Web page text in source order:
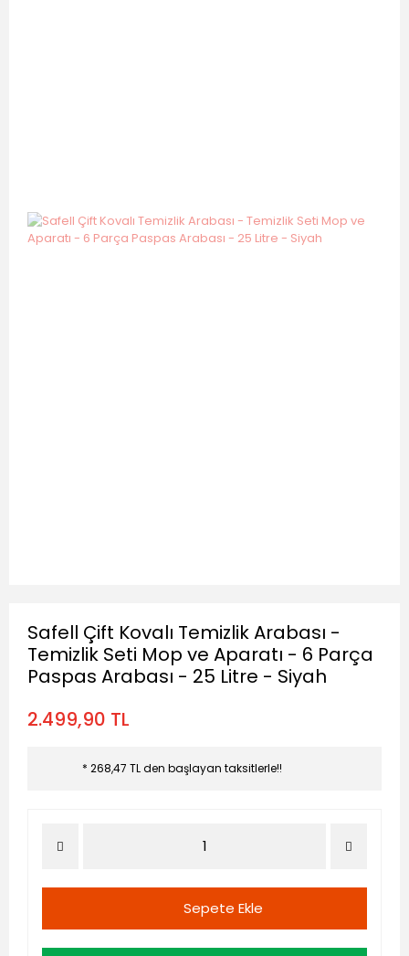
Safell Çift Kovalı Temizlik Arabası -
Temizlik Seti Mop ve Aparatı - 6 Parça
Paspas Arabası - 25 Litre - Siyah
2.499,90 TL
* 268,47 TL den başlayan taksitlerle!!
Sepete Ekle